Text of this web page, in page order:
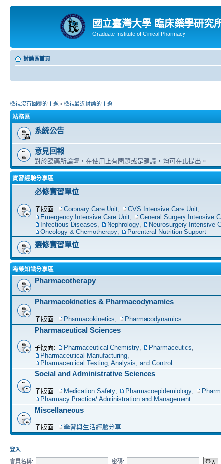
國立臺灣大學 臨床藥學研究
Graduate Institute of Clinical Pharmacy
討論區首頁
檢視沒有回覆的主題 • 檢視最近討論的主題
站務區
系統公告
意見回報
對於臨藥所論壇，在使用上有問題或是建議，均可在此提出。
實習經驗分享區
必修實習單位
子版面: Coronary Care Unit, CVS Intensive Care Unit,
Emergency Intensive Care Unit,
General Surgery Intensive
Infectious Diseases, Nephrology,
Neurosurgery Intensive
Oncology & Chemotherapy, Parenteral Nutrition Support
選修實習單位
臨藥知識分享區
Pharmacotherapy
Pharmacokinetics & Pharmacodynamics
子版面: Pharmacokinetics, Pharmacodynamics
Pharmaceutical Sciences
子版面: Pharmaceutical Chemistry, Pharmaceutics,
Pharmaceutical Manufacturing,
Pharmaceutical Testing, Analysis, and Control
Social and Administrative Sciences
子版面: Medication Safety, Pharmacoepidemiology,
Pharmacy Practice/ Administration and Management
Miscellaneous
子版面: 學習與生活經驗分享
登入
會員名稱:
密碼: